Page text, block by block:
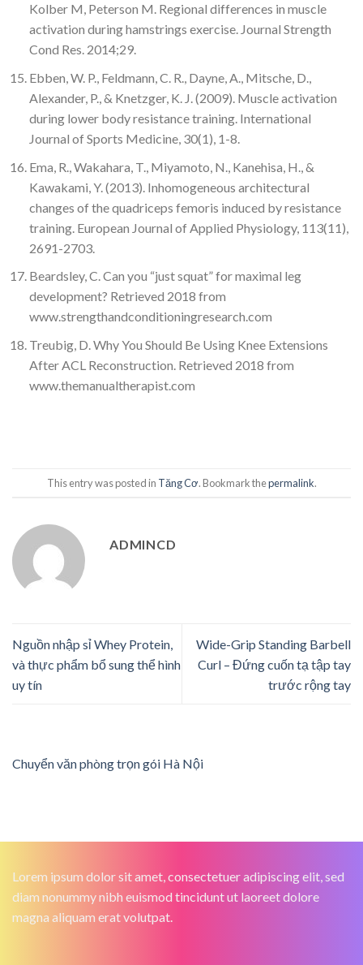
Kolber M, Peterson M. Regional differences in muscle
activation during hamstrings exercise. Journal Strength
Cond Res. 2014;29.
Ebben, W. P., Feldmann, C. R., Dayne, A., Mitsche, D.,
Alexander, P., & Knetzger, K. J. (2009). Muscle activation
during lower body resistance training. International
Journal of Sports Medicine, 30(1), 1-8.
Ema, R., Wakahara, T., Miyamoto, N., Kanehisa, H., &
Kawakami, Y. (2013). Inhomogeneous architectural
changes of the quadriceps femoris induced by resistance
training. European Journal of Applied Physiology, 113(11),
2691-2703.
Beardsley, C. Can you “just squat” for maximal leg
development? Retrieved 2018 from
www.strengthandconditioningresearch.com
Treubig, D. Why You Should Be Using Knee Extensions
After ACL Reconstruction. Retrieved 2018 from
www.themanualtherapist.com
This entry was posted in Tăng Cơ. Bookmark thepermalink.
ADMINCD
Nguồn nhập sỉ Whey Protein,
và thực phẩm bổ sung thể hình
uy tín
Wide-Grip Standing Barbell
Curl – Đứng cuốn tạ tập tay
trước rộng tay
Chuyển văn phòng trọn gói Hà Nội
Lorem ipsum dolor sit amet, consectetuer adipiscing elit, sed
diam nonummy nibh euismod tincidunt ut laoreet dolore
magna aliquam erat volutpat.